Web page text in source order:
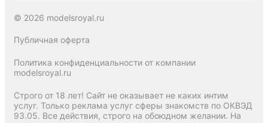
© 2026 modelsroyal.ru
Публичная оферта
Политика конфиденциальности от компании
modelsroyal.ru
Строго от 18 лет! Сайт не оказывает не каких интим
услуг. Только реклама услуг сферы знакомств по ОКВЭД
93.05. Все действия, строго на обоюдном желании. На